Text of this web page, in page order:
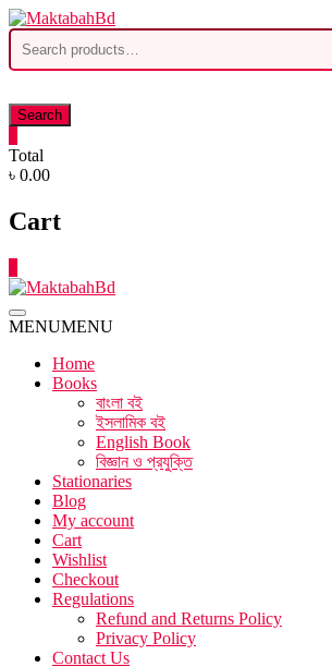
Skip
to
content
Search
for:
Search
Total
৳ 0.00
Cart
MENUMENU
Home
Books
বাংলা বই
ইসলামিক বই
English Book
বিজ্ঞান ও প্রযুক্তি
Stationaries
Blog
My account
Cart
Wishlist
Checkout
Regulations
Refund and Returns Policy
Privacy Policy
Contact Us